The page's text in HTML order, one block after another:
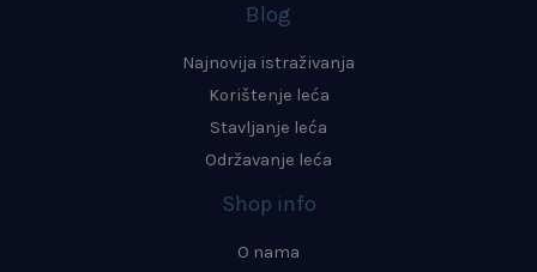
Blog
Najnovija istraživanja
Korištenje leća
Stavljanje leća
Održavanje leća
Shop info
O nama